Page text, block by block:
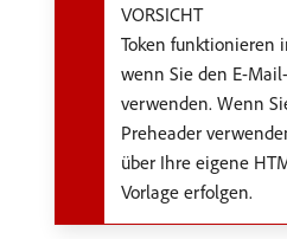
VORSICHT
Token funktionieren
wenn Sie den E-
verwenden. Wenn
Preheader
über Ihre eigene
Vorlage erfolgen.